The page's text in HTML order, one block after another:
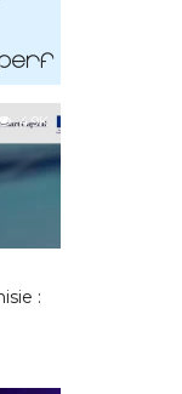
4.9K
: